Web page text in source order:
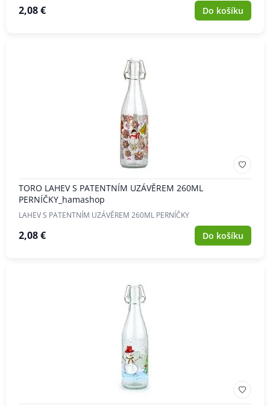
2,08 € Do košíku
TORO LAHEV S PATENTNÍM UZÁVĚREM 260ML
PERNÍČKY_hamashop
LAHEV S PATENTNÍM UZÁVĚREM 260ML PERNÍČKY
2,08 € Do košíku